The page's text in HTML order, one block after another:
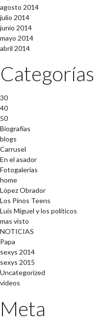
agosto 2014
julio 2014
junio 2014
mayo 2014
abril 2014
Categorías
30
40
50
Biografías
blogs
Carrusel
En el asador
Fotogalerías
home
López Obrador
Los Pinos Teens
Luis Miguel y los políticos
mas visto
NOTICIAS
Papa
sexys 2014
sexys 2015
Uncategorized
videos
Meta